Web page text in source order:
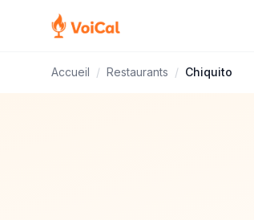
Accueil / Restaurants / Chiquito